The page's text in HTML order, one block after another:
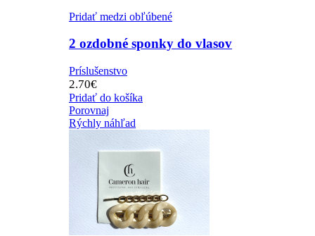
Pridať medzi obľúbené
2 ozdobné sponky do vlasov
Príslušenstvo
2.70€
Pridať do košíka
Porovnaj
Rýchly náhľad